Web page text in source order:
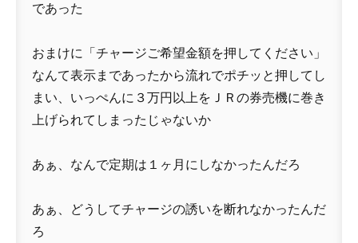
であった
おまけに「チャージご希望金額を押してください」
なんて表示まであったから流れでポチッと押してし
まい、いっぺんに３万円以上をＪＲの券売機に巻き
上げられてしまったじゃないか
あぁ、なんで定期は１ヶ月にしなかったんだろ
あぁ、どうしてチャージの誘いを断れなかったんだ
ろ